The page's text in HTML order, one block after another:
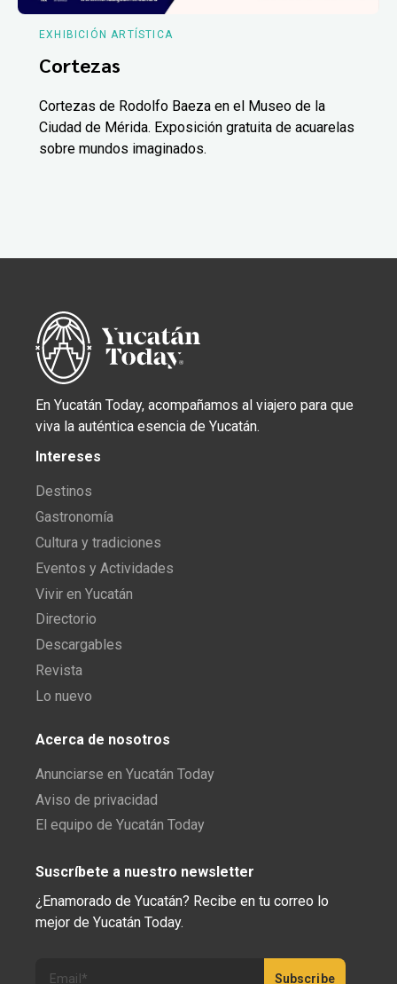
EXHIBICIÓN ARTÍSTICA
Cortezas
Cortezas de Rodolfo Baeza en el Museo de la
Ciudad de Mérida. Exposición gratuita de acuarelas
sobre mundos imaginados.
En Yucatán Today, acompañamos al viajero para que
viva la auténtica esencia de Yucatán.
Intereses
Destinos
Gastronomía
Cultura y tradiciones
Eventos y Actividades
Vivir en Yucatán
Directorio
Descargables
Revista
Lo nuevo
Acerca de nosotros
Anunciarse en Yucatán Today
Aviso de privacidad
El equipo de Yucatán Today
Suscríbete a nuestro newsletter
¿Enamorado de Yucatán? Recibe en tu correo lo
mejor de Yucatán Today.